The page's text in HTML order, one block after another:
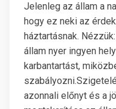
Jelenleg az állam a
hogy ez neki az
háztartásnak.
állam nyer ingyen
karbantartást,
azonnali előnyt és a